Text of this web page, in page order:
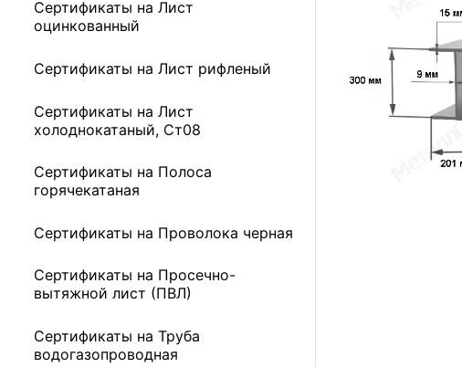
Сертификаты на Лист
оцинкованный
Сертификаты на Лист рифленый
Сертификаты на Лист
холоднокатаный, Ст08
Сертификаты на Полоса
горячекатаная
Сертификаты на Проволока черная
Сертификаты на Просечно-
вытяжной лист (ПВЛ)
Сертификаты на Труба
водогазопроводная